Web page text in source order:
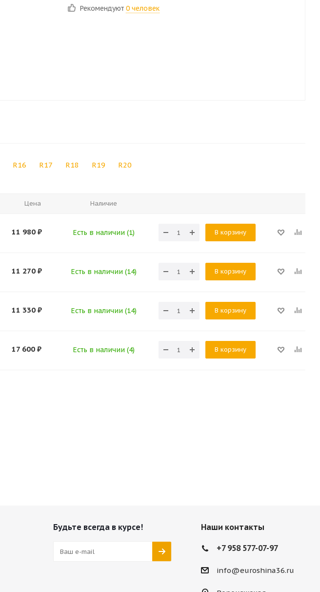
Рекомендуют 0 человек
R16 R17 R18 R19 R20
Цена Наличие
11 980 ₽ Есть в наличии (1) В корзину
11 270 ₽ Есть в наличии (14) В корзину
11 330 ₽ Есть в наличии (14) В корзину
17 600 ₽ Есть в наличии (4) В корзину
Будьте всегда в курсе! Наши контакты
+7 958 577-07-97
info@euroshina36.ru